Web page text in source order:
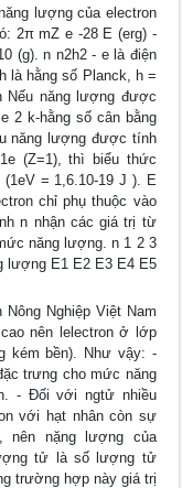
lượng của electron
2π mZ e -28 E (erg) -
(g). n n2h2 - e là điện
là hằng số Planck, h =
Nếu năng lượng được
2 k-hằng số cân bằng
năng lượng được tính
(Z=1), thì biểu thức
= 1,6.10-19 J ). E
chỉ phụ thuộc vào
n nhận các giá trị từ
năng lượng. n 1 2 3
lượng E1 E2 E3 E4 E5
Nông Nghiệp Việt Nam
nên lelectron ở lớp
kém bền). Như vậy: -
trưng cho mức năng
- Đối với ngtử nhiều
với hạt nhân còn sự
nên nặng lượng của
tử là số lượng tử
trường hợp này giá trị